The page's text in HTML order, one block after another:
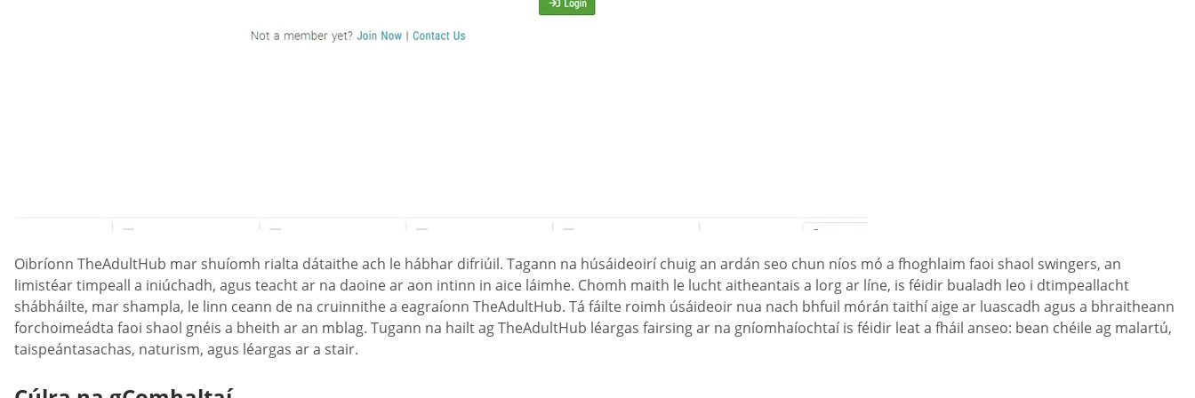
Oibríonn TheAdultHub mar shuíomh rialta dátaithe ach le hábhar difriúil. Tagann na húsáideoirí chuig an ardán seo chun níos mó a fhoghlaim faoi shaol swingers, an
limistéar timpeall a iniúchadh, agus teacht ar na daoine ar aon intinn in aice láimhe. Chomh maith le lucht aitheantais a lorg ar líne, is féidir bualadh leo i dtimpeallacht
shábháilte, mar shampla, le linn ceann de na cruinnithe a eagraíonn TheAdultHub. Tá fáilte roimh úsáideoir nua nach bhfuil mórán taithí aige ar luascadh agus a bhraitheann
forchoimeádta faoi shaol gnéis a bheith ar an mblag. Tugann na hailt ag TheAdultHub léargas fairsing ar na gníomhaíochtaí is féidir leat a fháil anseo: bean chéile ag malartú,
taispeántasachas, naturism, agus léargas ar a stair.